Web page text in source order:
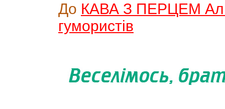
До КАВА З ПЕРЦЕМ
гумористів